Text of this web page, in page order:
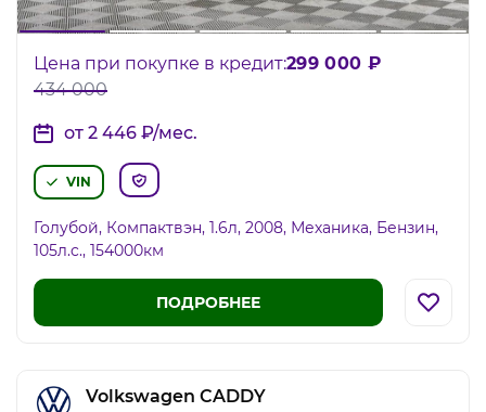
Цена при покупке в кредит:299 000 ₽
434 000
от 2 446 ₽/мес.
VIN
Голубой, Компактвэн, 1.6л, 2008, Механика, Бензин,
105л.c., 154000км
ПОДРОБНЕЕ
Volkswagen CADDY